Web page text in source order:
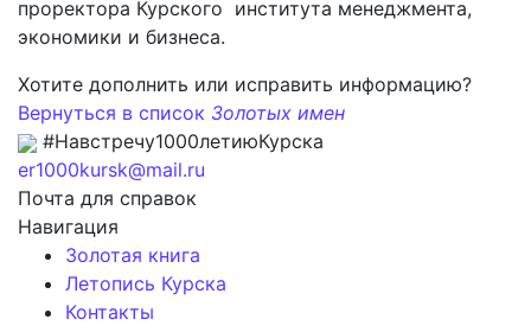
проректора Курского института менеджмента,
экономики и бизнеса.
Хотите дополнить или исправить информацию?
Вернуться в список Золотых имен
#Навстречу1000летиюКурска
er1000kursk@mail.ru
Почта для справок
Навигация
Золотая книга
Летопись Курска
Контакты